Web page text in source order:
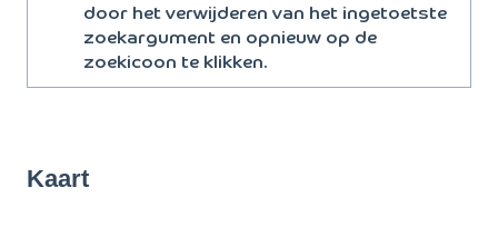
door het verwijderen van het ingetoetste
zoekargument en opnieuw op de
zoekicoon te klikken.
Kaart